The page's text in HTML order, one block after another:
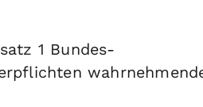
1 Bundes-